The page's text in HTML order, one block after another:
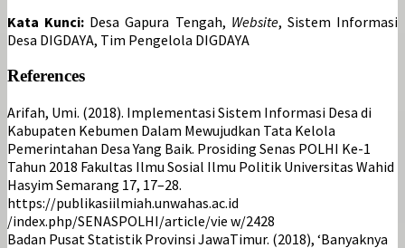
Kata Kunci: Desa Gapura Tengah, Website, Sistem Informasi
Desa DIGDAYA, Tim Pengelola DIGDAYA
References
Arifah, Umi. (2018). Implementasi Sistem Informasi Desa di
Kabupaten Kebumen Dalam Mewujudkan Tata Kelola
Pemerintahan Desa Yang Baik. Prosiding Senas POLHI Ke-1
Tahun 2018 Fakultas Ilmu Sosial Ilmu Politik Universitas Wahid
Hasyim Semarang 17, 17–28.
https://publikasiilmiah.unwahas.ac.id
/index.php/SENASPOLHI/article/vie w/2428
Badan Pusat Statistik Provinsi JawaTimur. (2018), ‘Banyaknya